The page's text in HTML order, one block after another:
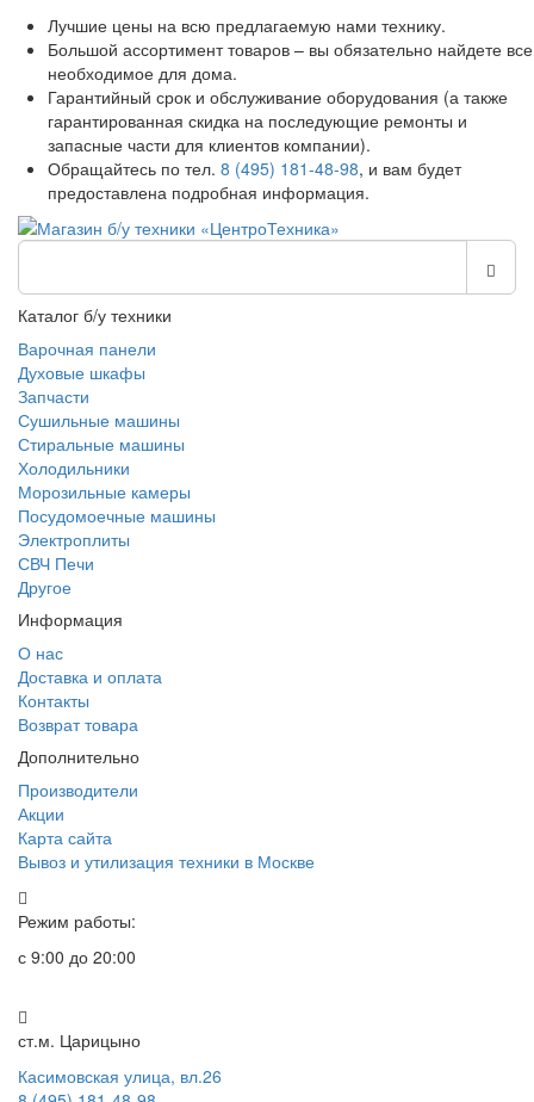
Лучшие цены на всю предлагаемую нами технику.
Большой ассортимент товаров – вы обязательно найдете все
необходимое для дома.
Гарантийный срок и обслуживание оборудования (а также
гарантированная скидка на последующие ремонты и
запасные части для клиентов компании).
Обращайтесь по тел. 8 (495) 181-48-98, и вам будет
предоставлена подробная информация.
Каталог б/у техники
Варочная панели
Духовые шкафы
Запчасти
Сушильные машины
Стиральные машины
Холодильники
Морозильные камеры
Посудомоечные машины
Электроплиты
СВЧ Печи
Другое
Информация
О нас
Доставка и оплата
Контакты
Возврат товара
Дополнительно
Производители
Акции
Карта сайта
Вывоз и утилизация техники в Москве
Режим работы:
с 9:00 до 20:00
ст.м. Царицыно
Касимовская улица, вл.26